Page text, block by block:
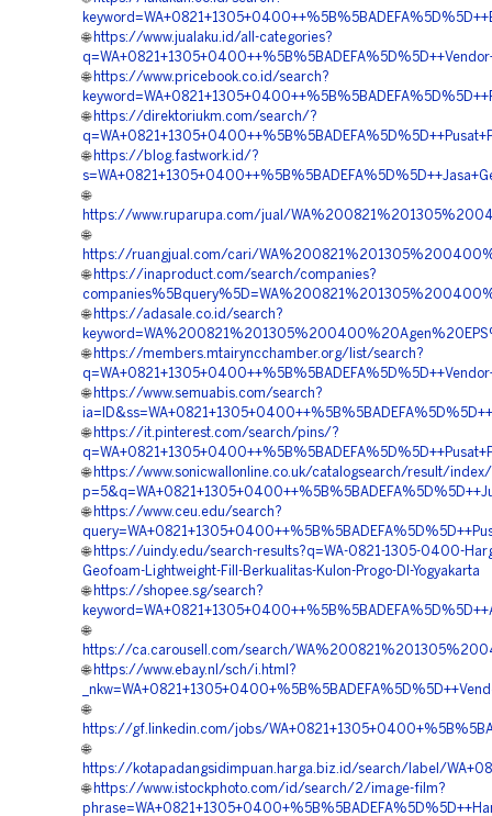
🌐 https://www.jualaku.id/all-categories?
🌐 https://www.pricebook.co.id/search?
🌐 https://direktoriukm.com/search/?
🌐 https://blog.fastwork.id/?
🌐
https://www.ruparupa.com/jual/
🌐
https://ruangjual.com/cari/
🌐 https://inaproduct.com/search/companies?
🌐 https://adasale.co.id/search?
🌐 https://members.mtairyncchamber.org/list/search?
🌐 https://www.semuabis.com/search?
🌐 https://it.pinterest.com/search/pins/?
🌐 https://www.sonicwallonline.co.uk/catalogsearch/result/
🌐 https://www.ceu.edu/search?
🌐 https://uindy.edu/search-results?q=WA-0821-1305-0400-
Geofoam-Lightweight-Fill-Berkualitas-Kulon-Progo-DI-Yogyakarta
🌐 https://shopee.sg/search?
🌐
https://ca.carousell.com/search/
🌐 https://www.ebay.nl/sch/i.html?
🌐
https://gf.linkedin.com/jobs/
🌐
https://kotapadangsidimpuan.harga.biz.id/search/label/
🌐 https://www.istockphoto.com/id/search/2/image-film?